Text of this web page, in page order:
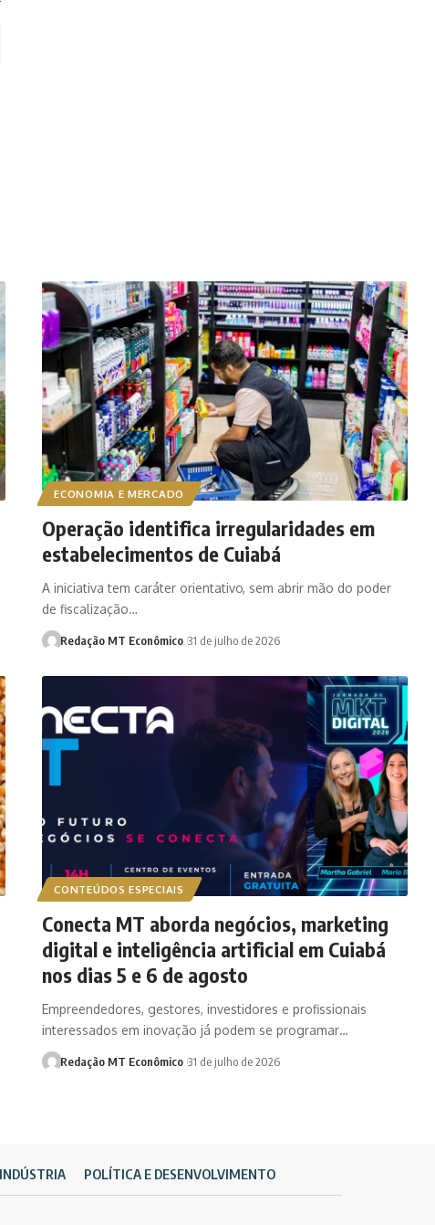
ECONOMIA E MERCADO
Operação identifica irregularidades em
estabelecimentos de Cuiabá
A iniciativa tem caráter orientativo, sem abrir mão do poder
de fiscalização…
Redação MT Econômico 31 de julho de 2026
CONTEÚDOS ESPECIAIS
Conecta MT aborda negócios, marketing
digital e inteligência artificial em Cuiabá
nos dias 5 e 6 de agosto
Empreendedores, gestores, investidores e profissionais
interessados em inovação já podem se programar…
Redação MT Econômico 31 de julho de 2026
POLÍTICA E DESENVOLVIMENTO